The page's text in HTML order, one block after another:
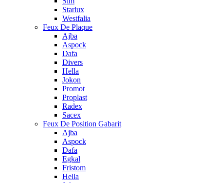
Starlux
Westfalia
Feux De Plaque
Ajba
Aspock
Dafa
Divers
Hella
Jokon
Promot
Proplast
Radex
Sacex
Feux De Position Gabarit
Ajba
Aspock
Dafa
Egkal
Fristom
Hella